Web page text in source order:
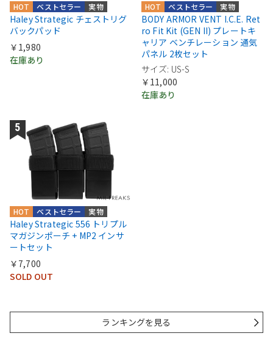
実物
ベストセラー
HOT
Haley Strategic チェストリグ
バックパッド
￥1,980
在庫あり
実物
ベストセラー
HOT
BODY ARMOR VENT I.C.E. Ret
ro Fit Kit (GEN II) プレートキ
ャリア ベンチレーション 通気
パネル 2枚セット
サイズ: US-S
￥11,000
在庫あり
実物
ベストセラー
HOT
Haley Strategic 556 トリプル
マガジンポーチ + MP2 インサ
ートセット
￥7,700
SOLD OUT
ランキングを見る